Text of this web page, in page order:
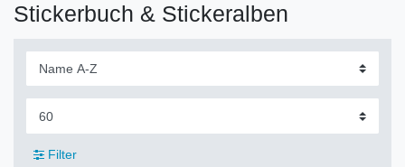
Stickerbuch & Stickeralben
Filter